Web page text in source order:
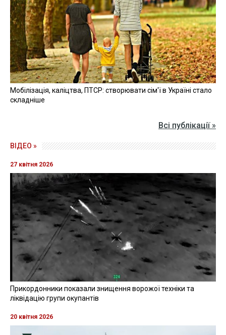
Мобілізація, каліцтва, ПТСР: створювати сім'ї в Україні стало
складніше
Всі публікації »
ВІДЕО »
27 квітня 2026
Прикордонники показали знищення ворожої техніки та
ліквідацію групи окупантів
20 квітня 2026